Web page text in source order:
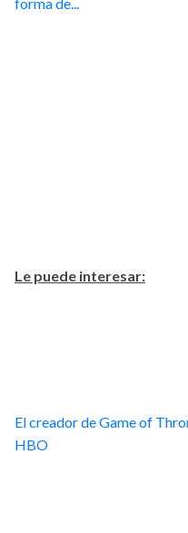
forma de...
Le puede interesar:
El creador de Game of
HBO